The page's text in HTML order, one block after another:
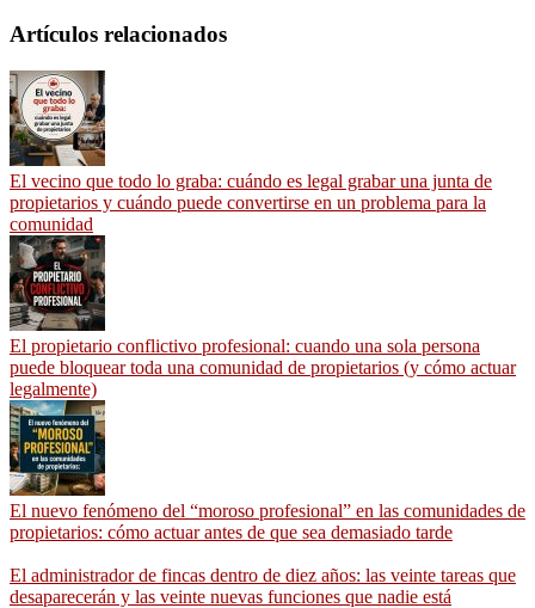
Artículos relacionados
El vecino que todo lo graba: cuándo es legal grabar una junta de
propietarios y cuándo puede convertirse en un problema para la
comunidad
El propietario conflictivo profesional: cuando una sola persona
puede bloquear toda una comunidad de propietarios (y cómo actuar
legalmente)
El nuevo fenómeno del “moroso profesional” en las comunidades de
propietarios: cómo actuar antes de que sea demasiado tarde
El administrador de fincas dentro de diez años: las veinte tareas que
desaparecerán y las veinte nuevas funciones que nadie está